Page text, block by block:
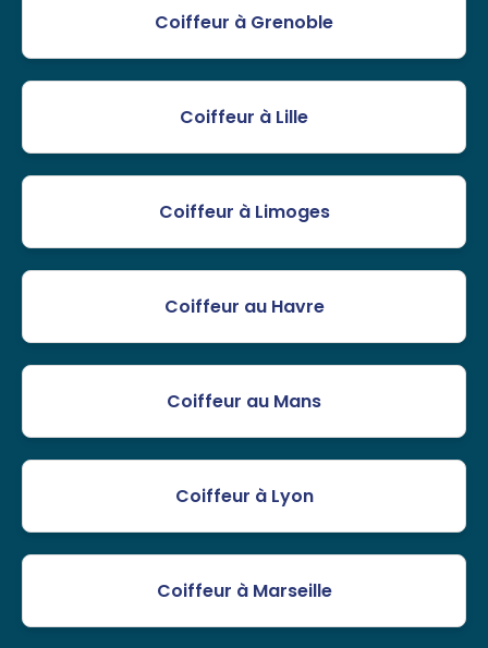
Coiffeur à Grenoble
Coiffeur à Lille
Coiffeur à Limoges
Coiffeur au Havre
Coiffeur au Mans
Coiffeur à Lyon
Coiffeur à Marseille